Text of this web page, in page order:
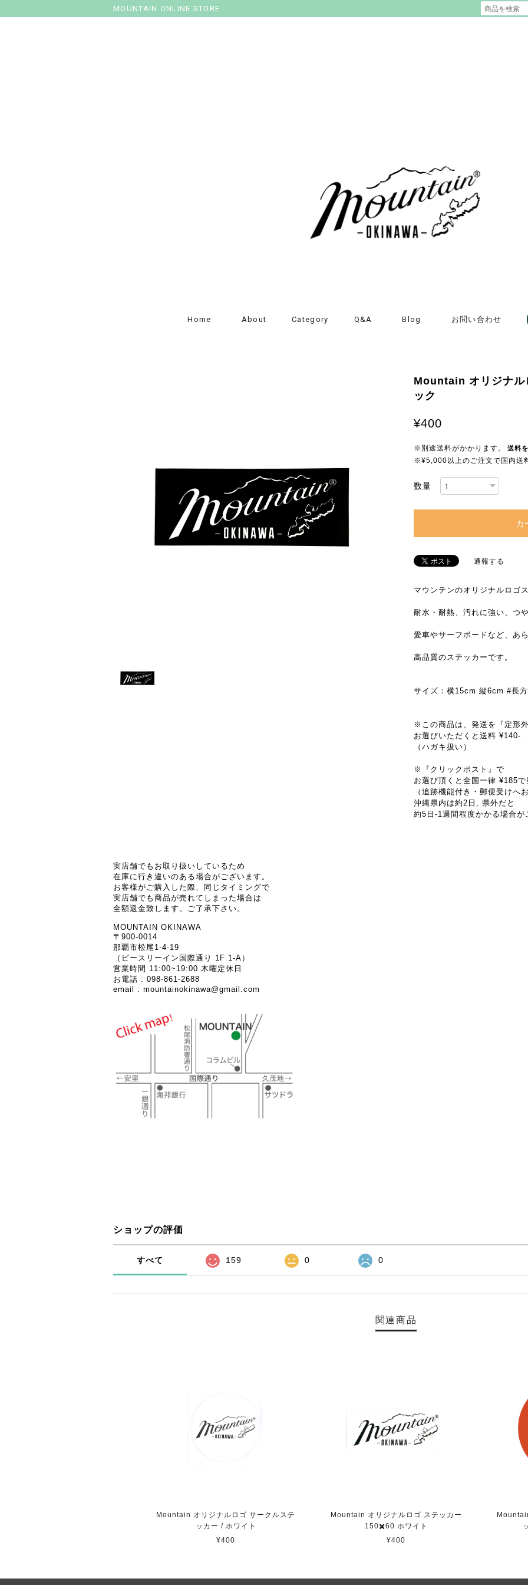
MOUNTAIN ONLINE STORE
Home About Category Q&A Blog お問い合わせ
Mountain オリジナル
ック
¥400
※別途送料がかかります。 送料
※¥5,000以上のご注文で国内送
数量
カ
通報する
マウンテンのオリジナルロゴ
耐水・耐熱、汚れに強い、つ
愛車やサーフボードなど、あ
高品質のステッカーです。
サイズ：横15cm 縦6cm #長
※この商品は、発送を『定形
お選びいただくと送料 ¥140-
（ハガキ扱い）
※『クリックポスト』で
お選び頂くと全国一律 ¥185で
（追跡機能付き・郵便受けへ
沖縄県内は約2日, 県外だと
約5日-1週間程度かかる場合が
実店舗でもお取り扱いしているため
在庫に行き違いのある場合がございます。
お客様がご購入した際、同じタイミングで
実店舗でも商品が売れてしまった場合は
全額返金致します。ご了承下さい。
MOUNTAIN OKINAWA
〒900-0014
那覇市松尾1-4-19
（ピースリーイン国際通り 1F 1-A）
営業時間 11:00~19:00 木曜定休日
お電話 : 098-861-2688
email : mountainokinawa@gmail.com
ショップの評価
すべて 159 0 0
関連商品
Mountain オリジナルロゴ サークルステ
ッカー / ホワイト
¥400
Mountain オリジナルロゴ ステッカー
150✖️60 ホワイト
¥400